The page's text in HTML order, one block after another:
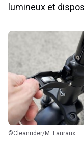
lumineux et
©Cleanrider/M. Lauraux